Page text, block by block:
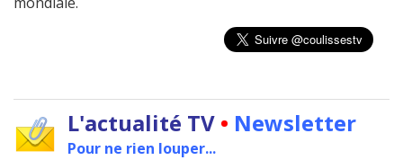
L'actualité TV • Newsletter
Pour ne rien louper...